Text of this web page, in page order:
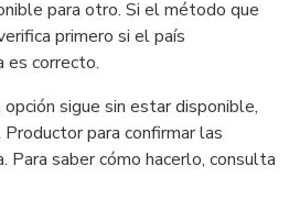
para otro. Si el método que
primero si el país
es correcto.
sigue sin estar disponible,
para confirmar las
Para saber cómo hacerlo, consulta